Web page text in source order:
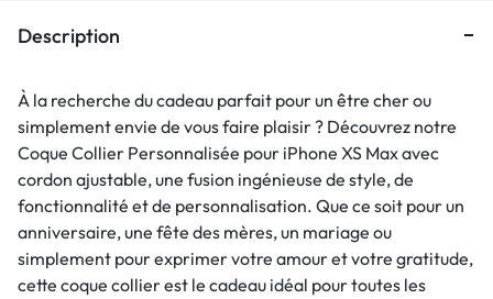
Description
À la recherche du cadeau parfait pour un être cher ou
simplement envie de vous faire plaisir ? Découvrez notre
Coque Collier Personnalisée pour iPhone XS Max avec
cordon ajustable, une fusion ingénieuse de style, de
fonctionnalité et de personnalisation. Que ce soit pour un
anniversaire, une fête des mères, un mariage ou
simplement pour exprimer votre amour et votre gratitude,
cette coque collier est le cadeau idéal pour toutes les